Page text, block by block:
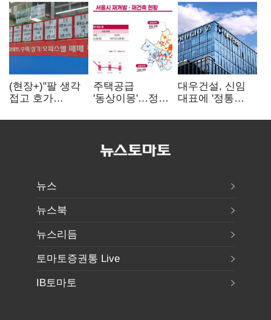
(현장+)"팔 생각
접고 호가
똘똘한 한 채'
주택공급
'동상이몽'…정부
없으면 '공수표'
대우건설, 신임
대표에 '정통
부사장 내정
뉴스
뉴스북
뉴스리듬
토마토증권통 Live
IB토마토